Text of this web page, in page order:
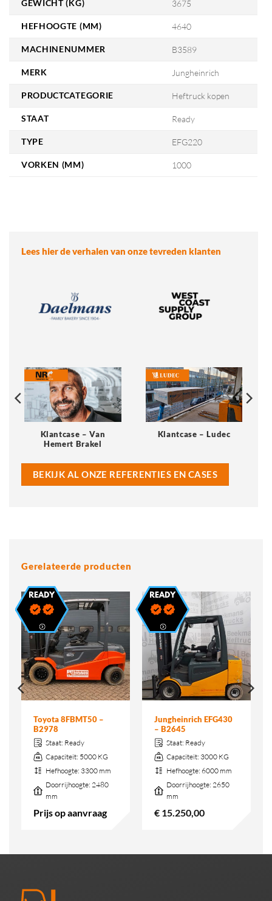
GEWICHT (KG) 3675
HEFHOOGTE (MM) 4640
MACHINENUMMER B3589
MERK Jungheinrich
PRODUCTCATEGORIE Heftruck kopen
STAAT Ready
TYPE EFG220
VORKEN (MM) 1000
Lees hier de verhalen van onze tevreden klanten
Klantcase – Van
Hemert Brakel
Klantcase – Ludec
BEKIJK AL ONZE REFERENTIES EN CASES
Gerelateerde producten
Toyota 8FBMT50 –
B2978
Staat: Ready
Capaciteit: 5000 KG
Hefhoogte: 3300 mm
Doorrijhoogte: 2480
mm
Prijs op aanvraag
Jungheinrich EFG430
– B2645
Staat: Ready
Capaciteit: 3000 KG
Hefhoogte: 6000 mm
Doorrijhoogte: 2650
mm
€15.250,00